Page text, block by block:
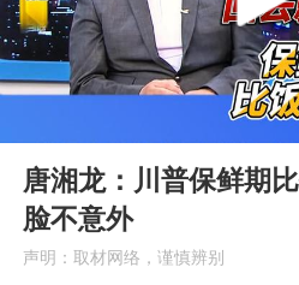
Play
唐湘龙：川普保鲜期
脸不意外
声明：取材网络，谨慎辨别